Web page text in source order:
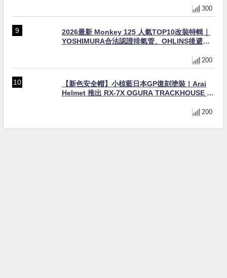
300
2026最新 Monkey 125 人氣TOP10改裝特輯｜
YOSHIMURA合法認證排氣管、OHLINS後避
200
【新色安全帽】小椋藍日本GP復刻塗裝！Arai
Helmet 推出 RX-7X OGURA TRACKHOUSE 限
200